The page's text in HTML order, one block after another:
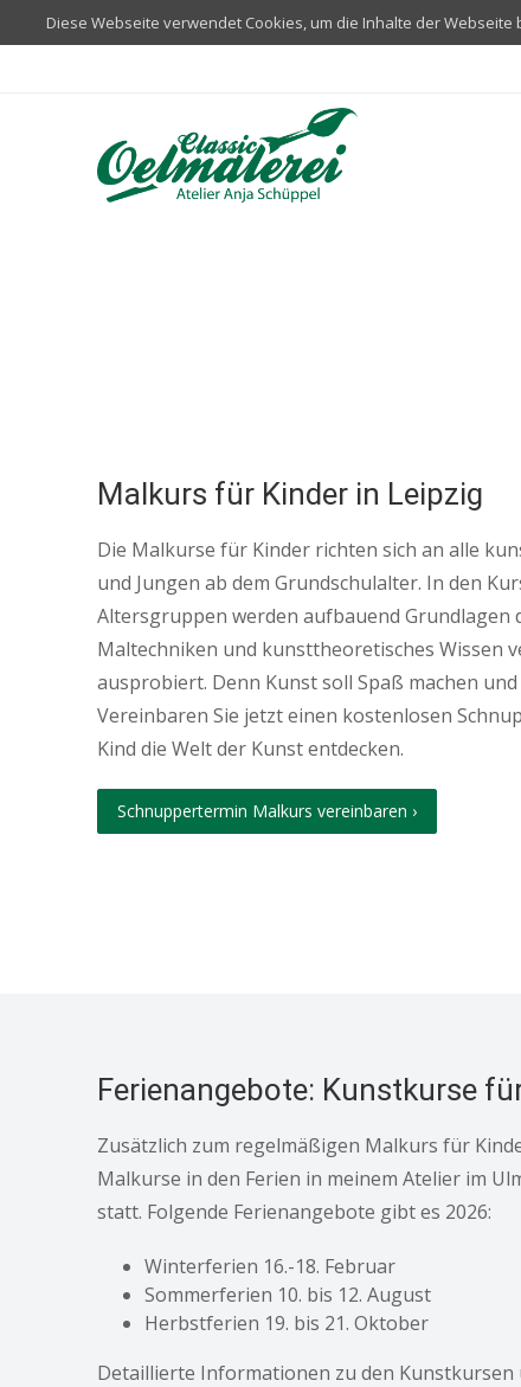
Malkurs für Kinder in Leipzig
Die Malkurse für Kinder richten sich an alle
und Jungen ab dem Grundschulalter. In den
Altersgruppen werden aufbauend Grundlagen
Maltechniken und kunsttheoretisches Wissen
ausprobiert. Denn Kunst soll Spaß machen
Vereinbaren Sie jetzt einen kostenlosen
Kind die Welt der Kunst entdecken.
Schnuppertermin Malkurs vereinbaren ›
Ferienangebote: Kunstkurse
Zusätzlich zum regelmäßigen Malkurs für
Malkurse in den Ferien in meinem Atelier im
statt. Folgende Ferienangebote gibt es 2026:
Winterferien 16.-18. Februar
Sommerferien 10. bis 12. August
Herbstferien 19. bis 21. Oktober
Detaillierte Informationen zu den Kunstkursen
Diese Webseite verwendet Cookies, um die Inhalte der
Auftragsmalerei